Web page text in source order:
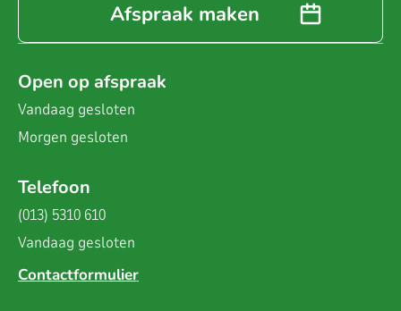
Afspraak maken
Open op afspraak
Vandaag gesloten
Morgen gesloten
Telefoon
(013) 5310 610
Vandaag gesloten
Contactformulier